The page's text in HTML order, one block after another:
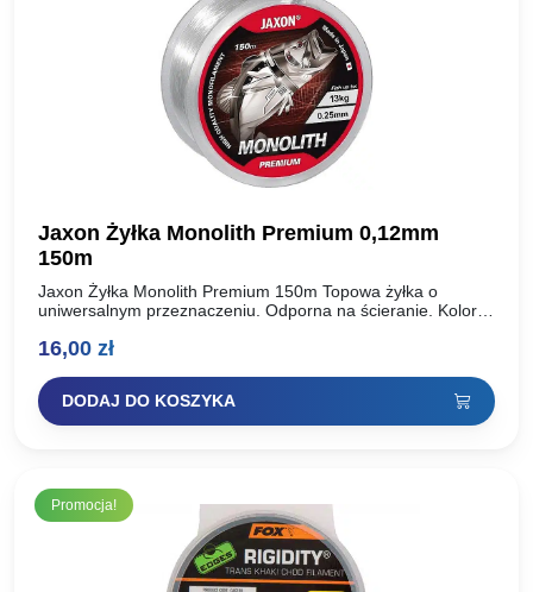
Jaxon Żyłka Monolith Premium 0,12mm
150m
Jaxon Żyłka Monolith Premium 150m Topowa żyłka o
uniwersalnym przeznaczeniu. Odporna na ścieranie. Kolor
ofercie szpule 150…
16,00 zł
DODAJ DO KOSZYKA
Promocja!